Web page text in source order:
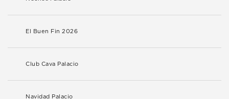
El Buen Fin 2026
Club Cava Palacio
Navidad Palacio